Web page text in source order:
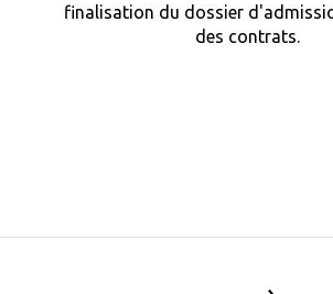
finalisation du dossier
des contrats.